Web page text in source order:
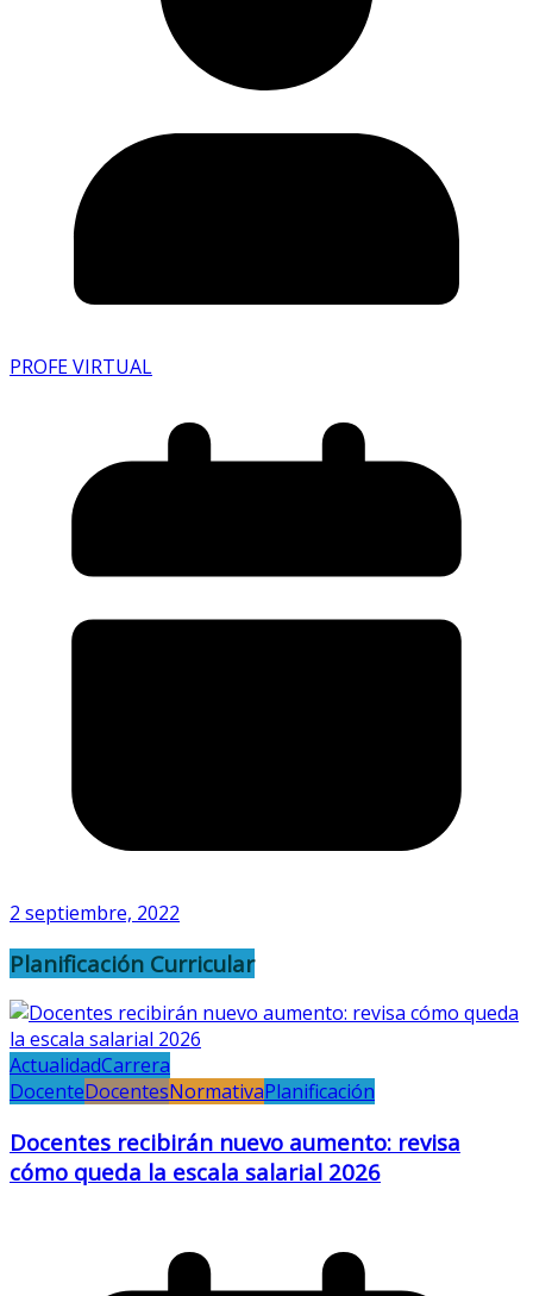
PROFE VIRTUAL
2 septiembre, 2022
Planificación Curricular
ActualidadCarrera
DocenteDocentesNormativaPlanificación
Docentes recibirán nuevo aumento: revisa
cómo queda la escala salarial 2026